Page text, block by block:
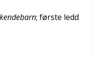
; første ledd